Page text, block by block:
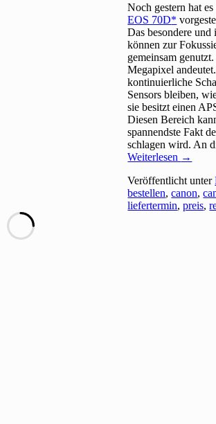
Noch gestern hat
EOS 70D
Das besondere
können zur
gemeinsam
Megapixel
kontinuierliche
Sensors bleiben,
sie besitzt einen
Diesen Bereich
spannendste Fakt
schlagen wird. An
Weiterlesen →
Veröffentlicht unter
bestellen,canon,
liefertermin,preis,